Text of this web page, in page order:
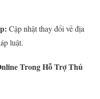
Cập nhật thay đổi về địa
luật.
Trong Hỗ Trợ Thủ